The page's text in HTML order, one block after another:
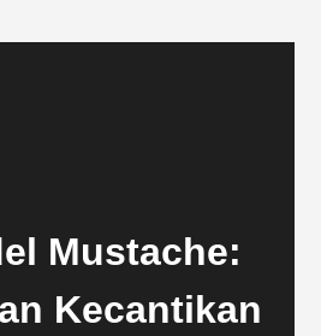
Mustache:
Kecantikan